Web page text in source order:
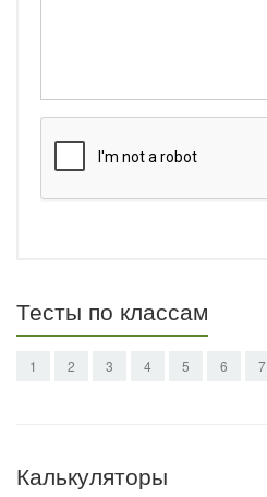
Тесты по классам
1 2 3 4 5 6 7
Калькуляторы